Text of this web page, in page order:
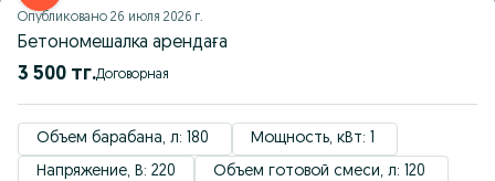
Опубликовано 26 июля 2026 г.
Бетономешалка арендаға
3 500 тг. Договорная
Объем барабана, л: 180
Мощность, кВт: 1
Напряжение, В: 220
Объем готовой смеси, л: 120